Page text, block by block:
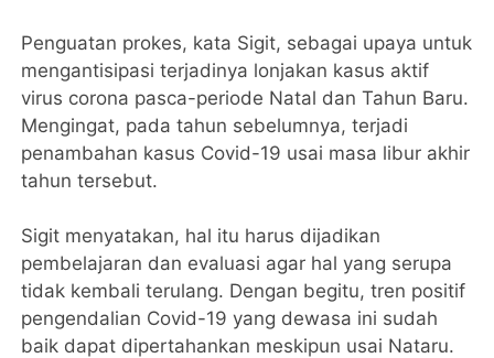
Penguatan prokes, kata Sigit, sebagai upaya untuk
mengantisipasi terjadinya lonjakan kasus aktif
virus corona pasca-periode Natal dan Tahun Baru.
Mengingat, pada tahun sebelumnya, terjadi
penambahan kasus Covid-19 usai masa libur akhir
tahun tersebut.
Sigit menyatakan, hal itu harus dijadikan
pembelajaran dan evaluasi agar hal yang serupa
tidak kembali terulang. Dengan begitu, tren positif
pengendalian Covid-19 yang dewasa ini sudah
baik dapat dipertahankan meskipun usai Nataru.